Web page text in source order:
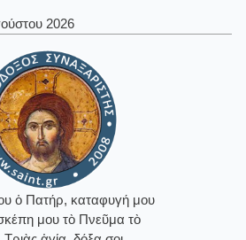
2026
ὁ Πατήρ, καταφυγή μου
μου τὸ Πνεῦμα τὸ